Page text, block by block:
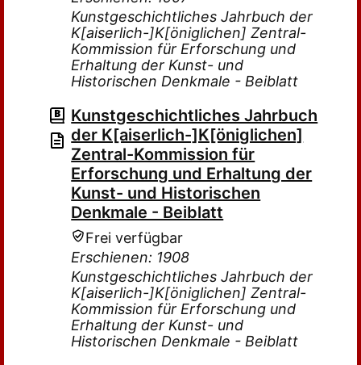
Kunstgeschichtliches Jahrbuch der
K[aiserlich-]K[öniglichen] Zentral-
Kommission für Erforschung und
Erhaltung der Kunst- und
Historischen Denkmale - Beiblatt
Kunstgeschichtliches Jahrbuch
der K[aiserlich-]K[öniglichen]
Zentral-Kommission für
Erforschung und Erhaltung der
Kunst- und Historischen
Denkmale - Beiblatt
Frei verfügbar
Erschienen: 1908
Kunstgeschichtliches Jahrbuch der
K[aiserlich-]K[öniglichen] Zentral-
Kommission für Erforschung und
Erhaltung der Kunst- und
Historischen Denkmale - Beiblatt